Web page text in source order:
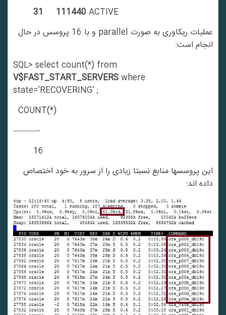
31 111440ACTIVE
عملیات ریکاوری به صورت parallel و با 16 پروسس در حال
انجام است:
SQL> select count(*) from
V$FAST_START_SERVERSwhere
state=’RECOVERING’ ;
COUNT(*)
———-
16
این پروسسها منابع نسبتا زیادی را از سرور به خود اختصاص
داده اند: